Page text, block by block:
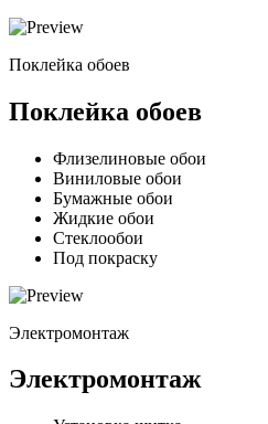
Поклейка обоев
Поклейка обоев
Флизелиновые обои
Виниловые обои
Бумажные обои
Жидкие обои
Стеклообои
Под покраску
Электромонтаж
Электромонтаж